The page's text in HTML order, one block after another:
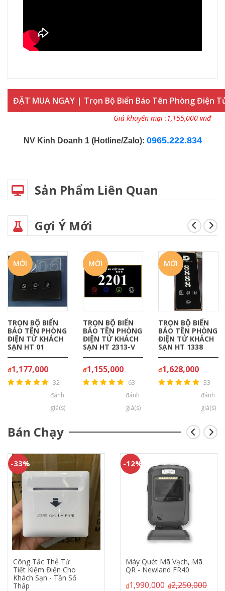
ĐẶT MUA NGAY | Trọn Bộ Biển Báo Tên Phòng Điện
Giá khuyến mại :1,155,000 vnđ
NV Kinh Doanh 1 (Hotline/Zalo): 0965.222.834
Sản Phẩm Liên Quan
Gợi Ý Mới
MỚI
TRỌN BỘ BIỂN
BÁO TÊN PHÒNG
ĐIỆN TỬ KHÁCH
SẠN HT 01
₫1,177,000
32
đánh
giá(s)
MỚI
TRỌN BỘ BIỂN
BÁO TÊN PHÒNG
ĐIỆN TỬ KHÁCH
SẠN HT 2313-V
₫1,155,000
63
đánh
giá(s)
MỚI
TRỌN BỘ BIỂN
BÁO TÊN PHÒNG
ĐIỆN TỬ KHÁCH
SẠN HT 1338
₫1,628,000
33
đánh
giá(s)
Bán Chạy
-33%
Công Tắc Thẻ Từ
Tiết Kiệm Điện Cho
Khách Sạn - Tần Số
Thấp
-12%
Máy Quét Mã Vạch, Mã
QR - Newland FR40
₫1,990,000 ₫2,250,000